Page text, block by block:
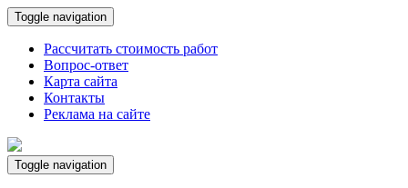
Toggle navigation
Рассчитать стоимость работ
Вопрос-ответ
Карта сайта
Контакты
Реклама на сайте
Toggle navigation